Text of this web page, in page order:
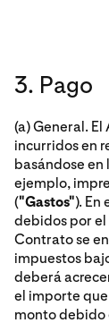
3. Pago
(a) General.
incurridos en
basándose
ejemplo,
("Gastos"). En
debidos por
Contrato se
impuestos
deberá
el importe
monto debido